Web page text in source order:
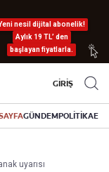
nesil dijital abonelik!
Aylık 19 TL’ den
başlayan fiyatlarla.
GİRİŞ
GÜNDEMPOLİTİKA
uyarısı